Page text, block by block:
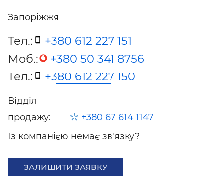
Запоріжжя
Тел.:
+380 612 227 151
Моб.:
+380 50 341 8756
Тел.:
+380 612 227 150
Відділ
продажу:
+380 67 614 1147
Із компанією немає зв'язку?
ЗАЛИШИТИ ЗАЯВКУ